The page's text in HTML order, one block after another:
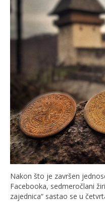
Nakon što je završen
Facebooka, sedmeročlani
zajednica“ sastao se u